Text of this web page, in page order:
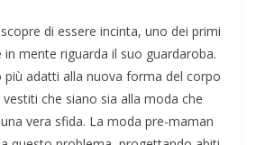
di essere incinta, uno dei primi
in mente riguarda il suo guardaroba.
adatti alla nuova forma del corpo
che siano sia alla moda che
vera sfida. La moda pre-maman